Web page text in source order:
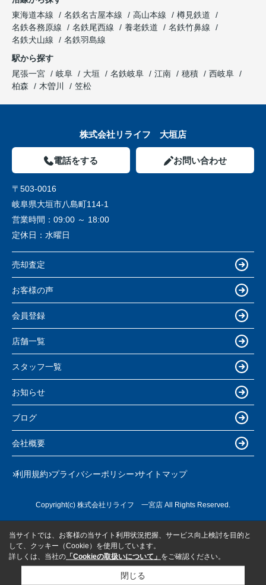
東海道本線
名鉄名古屋本線 高山本線
樽見鉄道
名鉄各務原線
名鉄尾西線 養老鉄道
名鉄竹鼻線
名鉄犬山線
名鉄羽島線
駅から探す
尾張一宮
岐阜 大垣 名鉄岐阜 江南 穂積
西岐阜
柏森
木曽川 笠松
株式会社リライフ 大垣店
電話をする お問い合わせ
〒503-0016
岐阜県大垣市八島町114-1
営業時間： 09:00 ～ 18:00
定休日： 水曜日
売却査定
お客様の声
会員登録
店舗一覧
スタッフ一覧
お知らせ
ブログ
会社概要
利用規約 プライバシーポリシー サイトマップ
Copyright(c) 株式会社リライフ 一宮店 All Rights Reserved.
当サイトでは、お客様の当サイト利用状況把握、サービス向上検討を目的と
して、クッキー（Cookie）を使用しています。
詳しくは、当社の 「Cookieの取扱いについて」 をご確認ください。
閉じる